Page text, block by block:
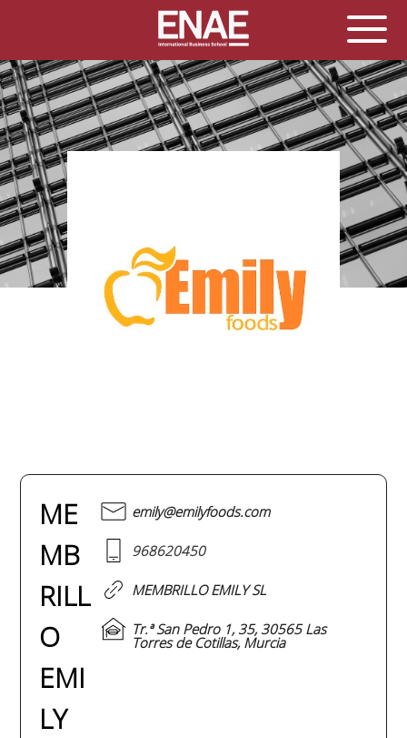
ME
MB
RILL
O
EMI
LY
emily@emilyfoods.com
968620450
MEMBRILLO EMILY SL
Tr.ª San Pedro 1, 35, 30565 Las
Torres de Cotillas, Murcia